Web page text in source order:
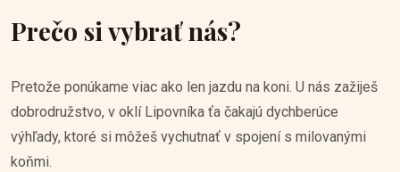
Prečo si vybrať nás?
Pretože ponúkame viac ako len jazdu na koni. U nás zažiješ
dobrodružstvo, v oklí Lipovníka ťa čakajú dychberúce
výhľady, ktoré si môžeš vychutnať v spojení s milovanými
koňmi.